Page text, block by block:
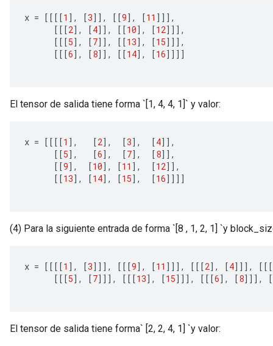
x = [[[[1 ], [3]], [[9], [11 ]]],
[[[2], [4]], [[10], [12]]],
[[[5], [7]], [[13], [15]]],
[[[6], [8]], [[14], [16]]]]
El tensor de salida tiene forma `[1, 4, 4, 1]` y valor:
x = [[[[1 ], [2], [3], [4]],
[[5], [6], [7], [8]],
[[9], [10], [11 ], [12]],
[[13], [14], [15], [16]]]]
(4) Para la siguiente entrada de forma `[8 , 1, 2, 1] `y
x = [[[[1 ], [3]]], [[[9], [11 ]]], [[[2], [4]]],
[[[
[[[5], [7]]], [[[13], [15]]], [[[6], [8]]],
El tensor de salida tiene forma` [2, 2, 4, 1] `y valor: